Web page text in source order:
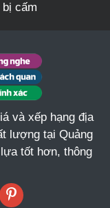
bị cấm
và xếp hạng địa
lượng tại Quảng
tốt hơn, thông